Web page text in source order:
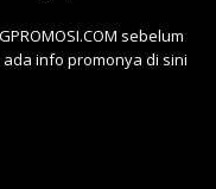
sebelum
info promonya di sini